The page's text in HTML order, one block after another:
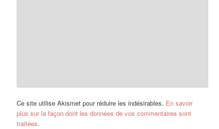
Ce site utilise Akismet pour réduire les indésirables. En savoir
plus sur la façon dont les données de vos commentaires sont
traitées.